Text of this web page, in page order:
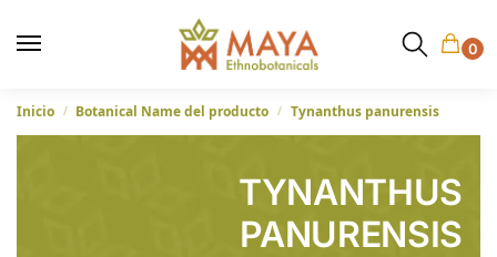
0
Inicio / Botanical Name del producto / Tynanthus panurensis
TYNANTHUS
PANURENSIS